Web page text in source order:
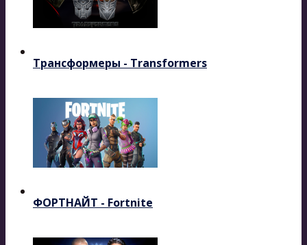
Трансформеры - Transformers
ФОРТНАЙТ - Fortnite